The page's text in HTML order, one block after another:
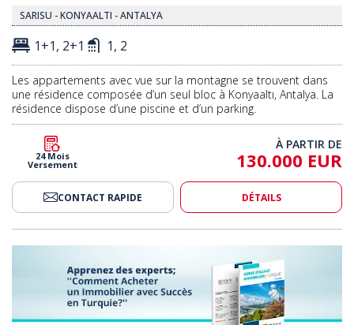
SARISU - KONYAALTI - ANTALYA
1+1, 2+1 1, 2
Les appartements avec vue sur la montagne se trouvent dans
une résidence composée d’un seul bloc à Konyaaltı, Antalya. La
résidence dispose d’une piscine et d’un parking.
24 Mois
Versement
À PARTIR DE
130.000 EUR
CONTACT RAPIDE DÉTAILS